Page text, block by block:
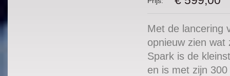
Met de lancering
opnieuw zien wat
Spark is de
en is met zijn